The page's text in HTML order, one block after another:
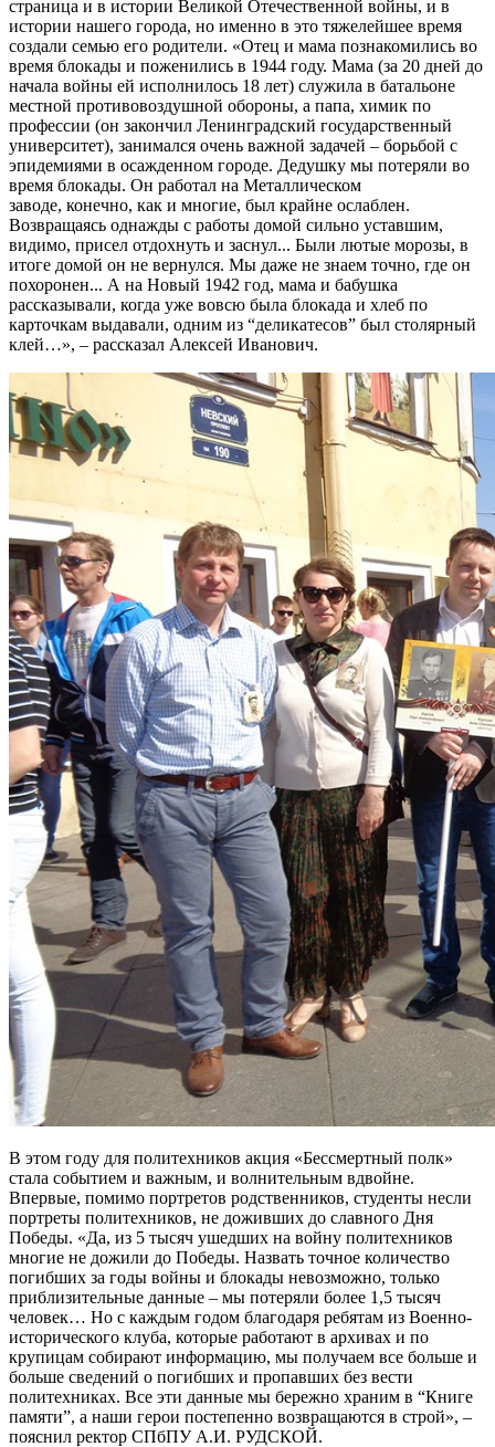
страница и в истории Великой Отечественной войны, и в
истории нашего города, но именно в это тяжелейшее время
создали семью его родители. «Отец и мама познакомились во
время блокады и поженились в 1944 году. Мама (за 20 дней до
начала войны ей исполнилось 18 лет) служила в батальоне
местной противовоздушной обороны, а папа, химик по
профессии (он закончил Ленинградский государственный
университет), занимался очень важной задачей – борьбой с
эпидемиями в осажденном городе. Дедушку мы потеряли во
время блокады. Он работал на Металлическом
заводе, конечно, как и многие, был крайне ослаблен.
Возвращаясь однажды с работы домой сильно уставшим,
видимо, присел отдохнуть и заснул... Были лютые морозы, в
итоге домой он не вернулся. Мы даже не знаем точно, где он
похоронен... А на Новый 1942 год, мама и бабушка
рассказывали, когда уже вовсю была блокада и хлеб по
карточкам выдавали, одним из “деликатесов” был столярный
клей…», – рассказал Алексей Иванович.
В этом году для политехников акция «Бессмертный полк»
стала событием и важным, и волнительным вдвойне.
Впервые, помимо портретов родственников, студенты несли
портреты политехников, не доживших до славного Дня
Победы. «Да, из 5 тысяч ушедших на войну политехников
многие не дожили до Победы. Назвать точное количество
погибших за годы войны и блокады невозможно, только
приблизительные данные – мы потеряли более 1,5 тысяч
человек… Но с каждым годом благодаря ребятам из Военно-
исторического клуба, которые работают в архивах и по
крупицам собирают информацию, мы получаем все больше и
больше сведений о погибших и пропавших без вести
политехниках. Все эти данные мы бережно храним в “Книге
памяти”, а наши герои постепенно возвращаются в строй», –
пояснил ректор СПбПУ А.И. РУДСКОЙ.